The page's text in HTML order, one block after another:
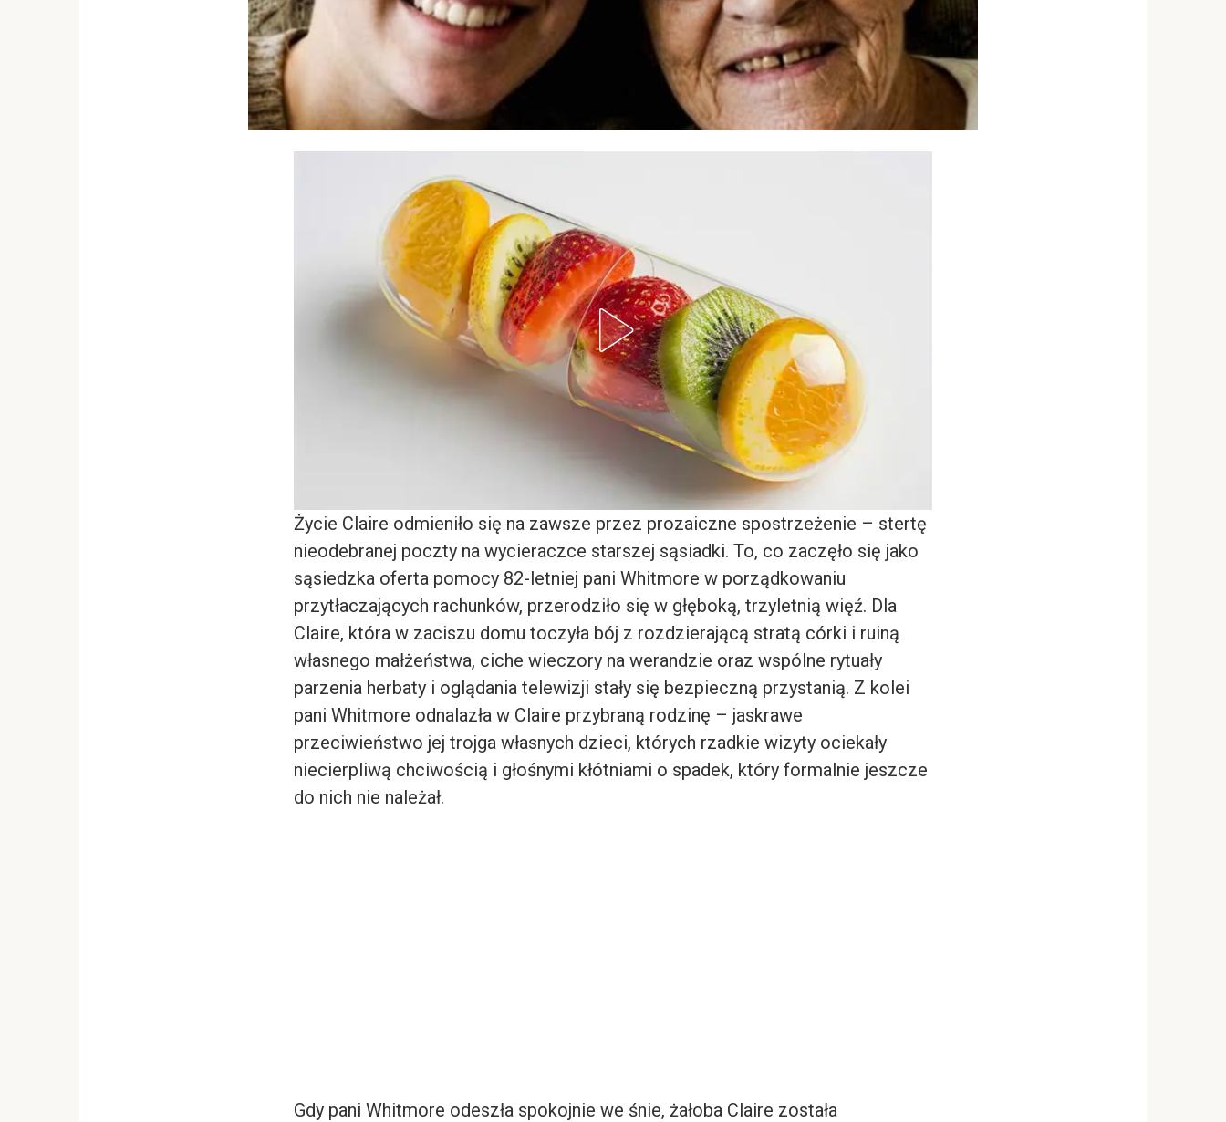
Życie Claire odmieniło się na zawsze przez prozaiczne spostrzeżenie – stertę
nieodebranej poczty na wycieraczce starszej sąsiadki. To, co zaczęło się jako
sąsiedzka oferta pomocy 82-letniej pani Whitmore w porządkowaniu
przytłaczających rachunków, przerodziło się w głęboką, trzyletnią więź. Dla
Claire, która w zaciszu domu toczyła bój z rozdzierającą stratą córki i ruiną
własnego małżeństwa, ciche wieczory na werandzie oraz wspólne rytuały
parzenia herbaty i oglądania telewizji stały się bezpieczną przystanią. Z kolei
pani Whitmore odnalazła w Claire przybraną rodzinę – jaskrawe
przeciwieństwo jej trojga własnych dzieci, których rzadkie wizyty ociekały
niecierpliwą chciwością i głośnymi kłótniami o spadek, który formalnie jeszcze
do nich nie należał.
Gdy pani Whitmore odeszła spokojnie we śnie, żałoba Claire została